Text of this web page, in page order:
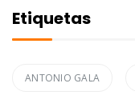
Etiquetas
ANTONIO GALA